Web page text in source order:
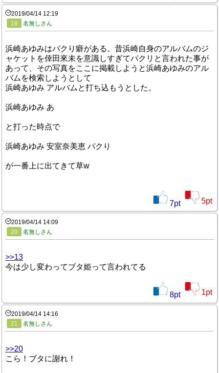
2019/04/14 12:19
19
名無しさん
浜崎あゆみはパクり癖がある。昔浜崎自身のアルバムのジ
ャケットを倖田來未を意識しすぎてパクリと言われた事が
あって、その写真をここに掲載しようと浜崎あゆみのアル
バムを検索しようとして
浜崎あゆみ アルバムと打ち込もうとした。
浜崎あゆみ あ
と打った時点で
浜崎あゆみ 安室奈美恵 パクり
が一番上に出てきて草w
7pt 5pt
2019/04/14 14:09
20
名無しさん
>>13
今は少し変わってブタ姫って言われてる
8pt 1pt
2019/04/14 14:16
21
名無しさん
>>20
こら！ブタに謝れ！